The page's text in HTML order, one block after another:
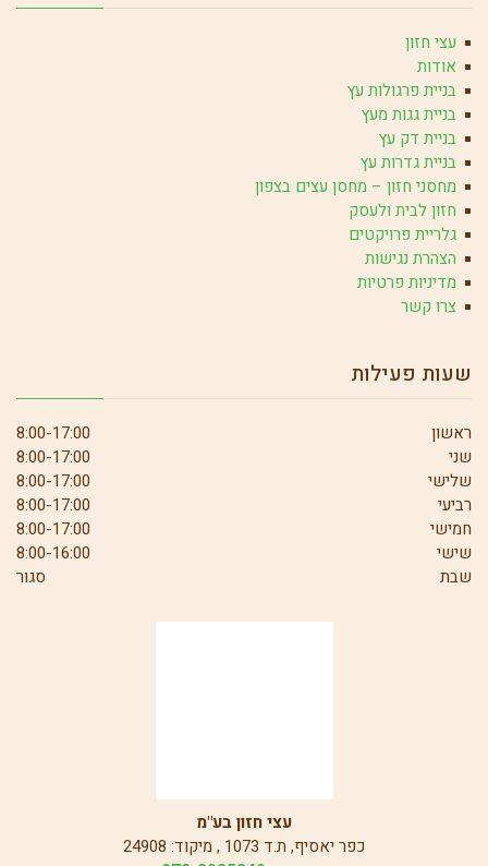
עצי חזון
אודות
בניית פרגולות עץ
בניית גגות מעץ
בניית דק עץ
בניית גדרות עץ
מחסני חזון – מחסן עצים בצפון
חזון לבית ולעסק
גלריית פרויקטים
הצהרת נגישות
מדיניות פרטיות
צרו קשר
שעות פעילות
ראשון
8:00-17:00
שני
8:00-17:00
שלישי
8:00-17:00
רביעי
8:00-17:00
חמישי
8:00-17:00
שישי
8:00-16:00
שבת
סגור
עצי חזון בע"מ
כפר יאסיף, ת.ד 1073 , מיקוד: 24908